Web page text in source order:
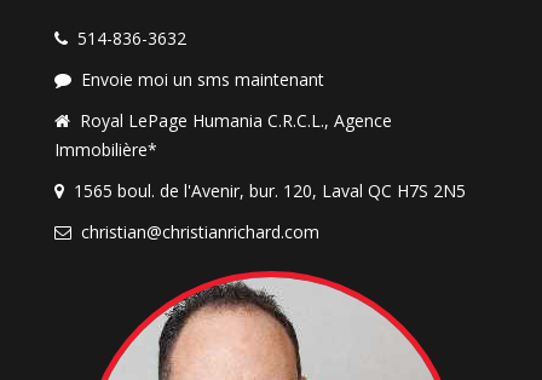
514-836-3632
Envoie moi un sms maintenant
Royal LePage Humania C.R.C.L., Agence
Immobilière*
1565 boul. de l'Avenir, bur. 120, Laval QC H7S 2N5
christian@christianrichard.com